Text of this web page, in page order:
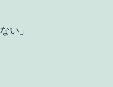
い」